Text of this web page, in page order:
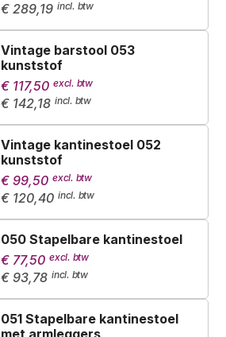
€ 289,19
Vintage barstool 053
kunststof
€ 117,50
€ 142,18
Vintage kantinestoel 052
kunststof
€ 99,50
€ 120,40
050 Stapelbare kantinestoel
€ 77,50
€ 93,78
051 Stapelbare kantinestoel
met armleggers